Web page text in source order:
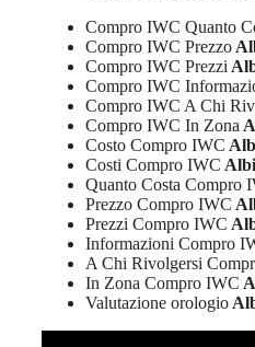
Compro IWC Quanto
Compro IWC Prezzo
Compro IWC Prezzi
Compro IWC
Compro IWC A Chi
Compro IWC In Zona
Costo Compro IWC
Costi Compro IWC
Quanto Costa Compro
Prezzo Compro IWC
Prezzi Compro IWC
Informazioni Compro
A Chi Rivolgersi
In Zona Compro IWC
Valutazione orologio